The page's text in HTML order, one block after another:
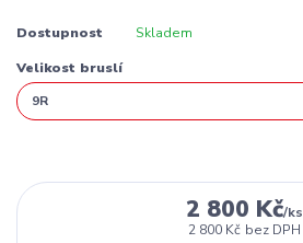
Dostupnost Skladem
Velikost bruslí
2 800 Kč/ks
2 800 Kč bez DPH